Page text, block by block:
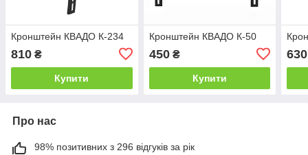
Кронштейн КВАДО К-234
810 ₴
Купити
Кронштейн КВАДО К-50
450₴
Купити
630
Про нас
98% позитивних з 296 відгуків за рік